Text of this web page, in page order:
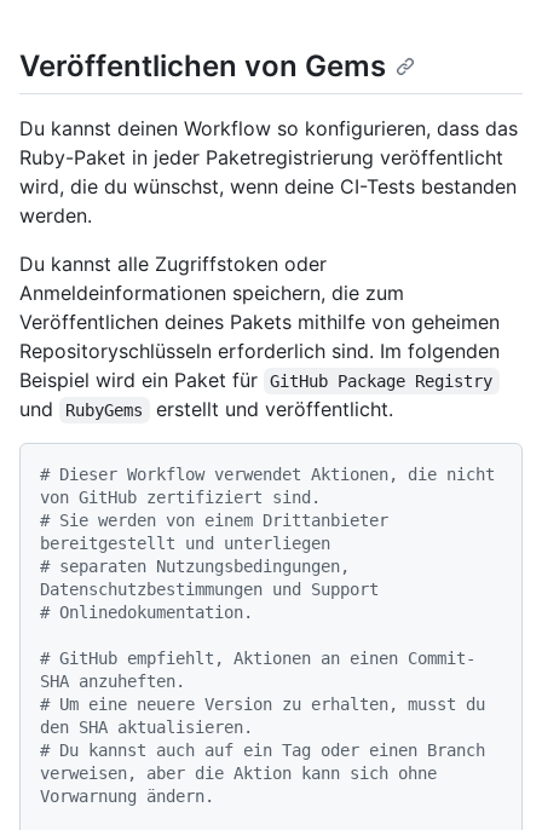
Veröffentlichen von Gems
Du kannst deinen Workflow so konfigurieren, dass das
Ruby-Paket in jeder Paketregistrierung veröffentlicht
wird, die du wünschst, wenn deine CI-Tests bestanden
werden.
Du kannst alle Zugriffstoken oder
Anmeldeinformationen speichern, die zum
Veröffentlichen deines Pakets mithilfe von geheimen
Repositoryschlüsseln erforderlich sind. Im folgenden
Beispiel wird ein Paket für
GitHub Package Registry
und RubyGems erstellt und veröffentlicht.
# Dieser Workflow verwendet Aktionen, die nicht
von GitHub zertifiziert sind.
# Sie werden von einem Drittanbieter
bereitgestellt und unterliegen
# separaten Nutzungsbedingungen,
Datenschutzbestimmungen und Support
# Onlinedokumentation.
# GitHub empfiehlt, Aktionen an einen Commit-
SHA anzuheften.
# Um eine neuere Version zu erhalten, musst du
den SHA aktualisieren.
# Du kannst auch auf ein Tag oder einen Branch
verweisen, aber die Aktion kann sich ohne
Vorwarnung ändern.